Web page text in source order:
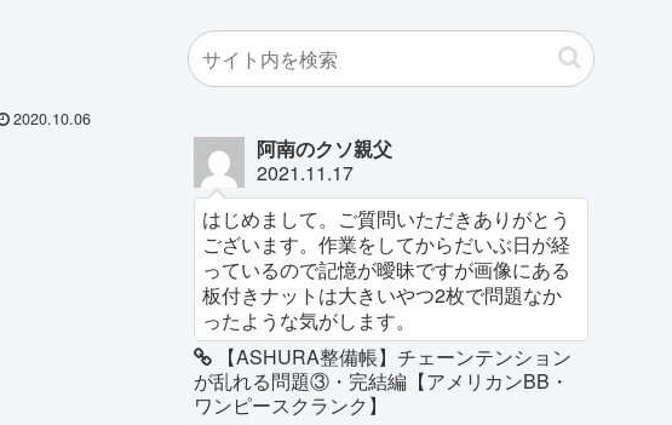
2020.10.06
阿南のクソ親父
2021.11.17
はじめまして。ご質問いただきありがとう
ございます。作業をしてからだいぶ日が経
っているので記憶が曖昧ですが画像にある
板付きナットは大きいやつ2枚で問題なか
ったような気がします。
【ASHURA整備帳】チェーンテンション
が乱れる問題③・完結編【アメリカンBB・
ワンピースクランク】